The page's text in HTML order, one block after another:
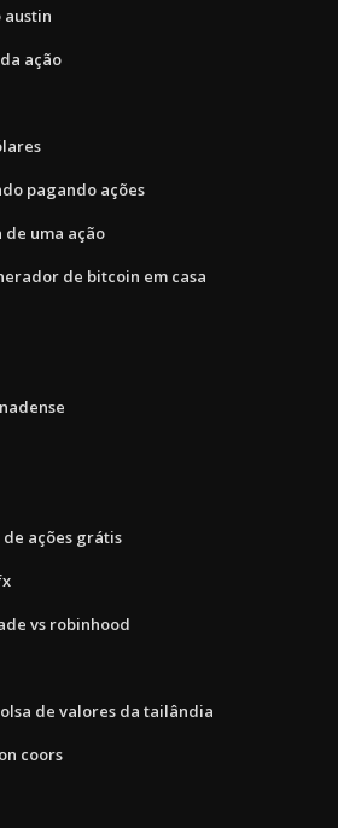
austin
ação
pagando ações
de uma ação
de bitcoin em casa
ações grátis
vs robinhood
de valores da tailândia
coors